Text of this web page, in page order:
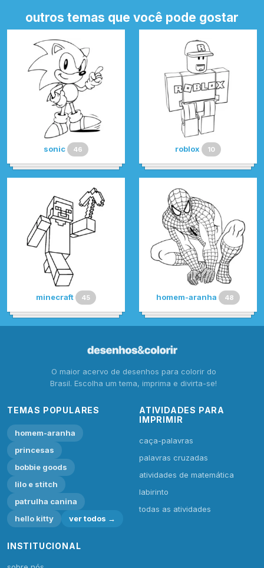
outros temas que você pode gostar
sonic 46 roblox 10
minecraft 45 homem-aranha 48
O maior acervo de desenhos para colorir do
Brasil. Escolha um tema, imprima e divirta-se!
TEMAS POPULARES
homem-aranha
princesas
bobbie goods
lilo e stitch
patrulha canina
hello kitty
ver todos →
ATIVIDADES PARA
IMPRIMIR
caça-palavras
palavras cruzadas
atividades de matemática
labirinto
todas as atividades
INSTITUCIONAL